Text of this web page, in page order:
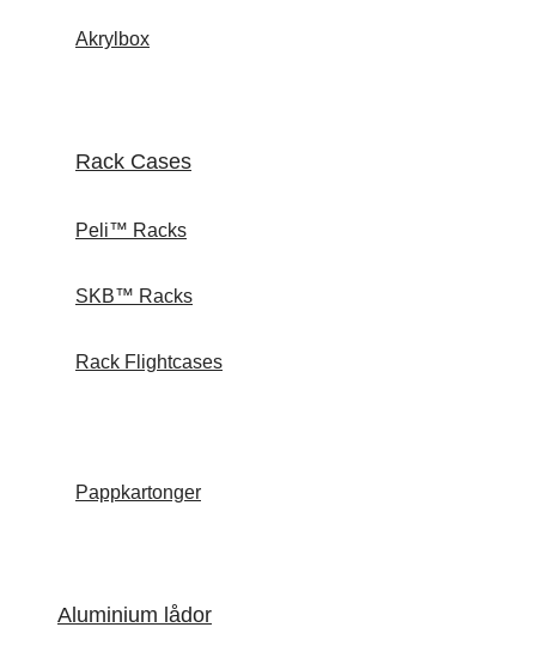
Akrylbox
Rack Cases
Peli™ Racks
SKB™ Racks
Rack Flightcases
Pappkartonger
Aluminium lådor